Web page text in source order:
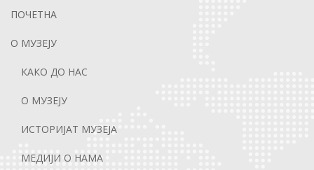
ПОЧЕТНА
О МУЗЕЈУ
КАКО ДО НАС
О МУЗЕЈУ
ИСТОРИЈАТ МУЗЕЈА
МЕДИЈИ О НАМА